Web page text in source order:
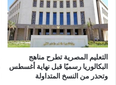
التعليم المصرية تطرح مناهج
البكالوريا رسميًا قبل نهاية أغسطس
وتحذر من النسخ المتداولة